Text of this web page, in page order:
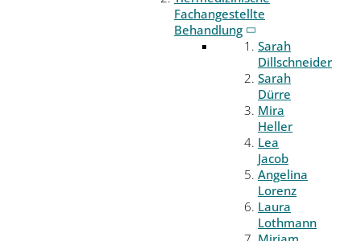
Fachangestellte
Behandlung
Sarah
Dillschneider
Sarah
Dürre
Mira
Heller
Lea
Jacob
Angelina
Lorenz
Laura
Lothmann